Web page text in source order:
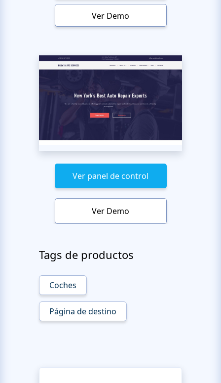
Ver Demo
Ver panel de control
Ver Demo
Tags de productos
Coches
Página de destino